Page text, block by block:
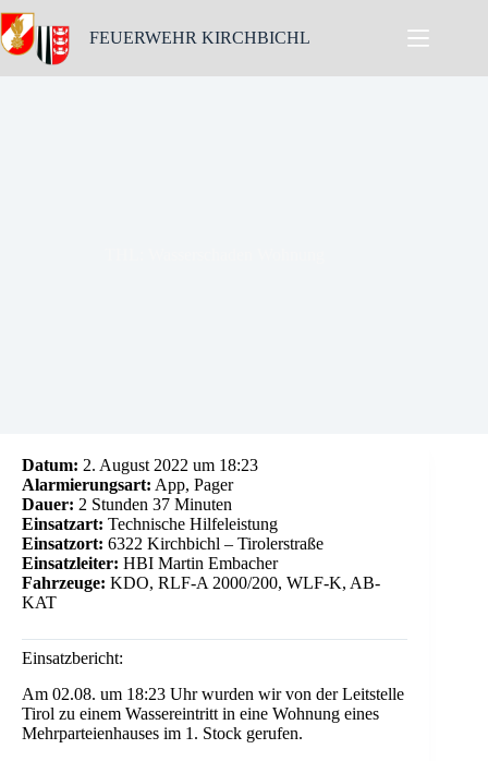
Skip
to
content
FEUERWEHR KIRCHBICHL
Datum: 2. August 2022 um 18:23
Alarmierungsart: App, Pager
Dauer: 2 Stunden 37 Minuten
Einsatzart: Technische Hilfeleistung
Einsatzort: 6322 Kirchbichl – Tirolerstraße
Einsatzleiter: HBI Martin Embacher
Fahrzeuge: KDO, RLF-A 2000/200, WLF-K, AB-
KAT
Einsatzbericht:
Am 02.08. um 18:23 Uhr wurden wir von der Leitstelle
Tirol zu einem Wassereintritt in eine Wohnung eines
Mehrparteienhauses im 1. Stock gerufen.